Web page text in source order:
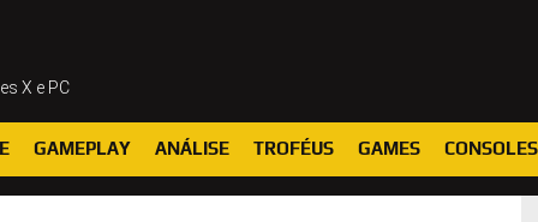
X e PC
GAMEPLAY ANÁLISE TROFÉUS GAMES CONSOLES